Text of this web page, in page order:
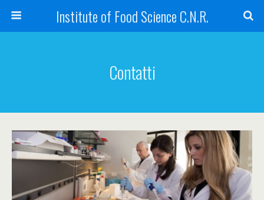
Institute of Food Science C.N.R.
Contatti